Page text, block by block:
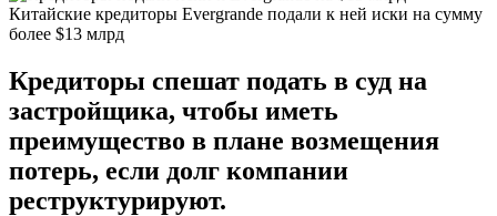
Китайские кредиторы Evergrande подали к ней иски на сумму
более $13 млрд
Кредиторы спешат подать в суд на
застройщика, чтобы иметь
преимущество в плане возмещения
потерь, если долг компании
реструктурируют.